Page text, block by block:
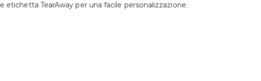
e etichetta TearAway per una facile personalizzazione.